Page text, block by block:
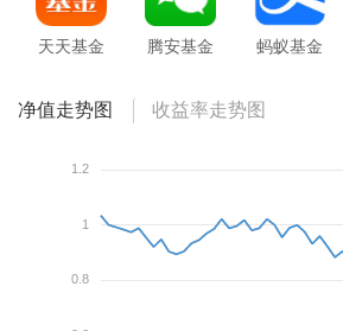
天天基金 腾安基金 蚂蚁基金
净值走势图 收益率走势图